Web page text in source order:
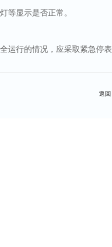
等显示是否正常。
运行的情况，应采取紧急停表
返回